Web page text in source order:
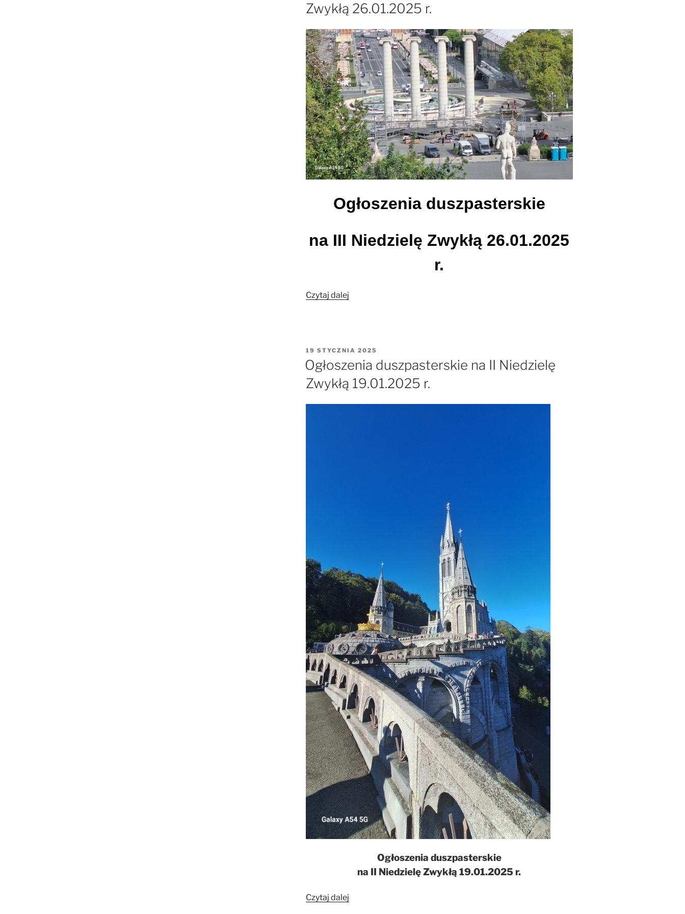
Zwykłą 26.01.2025 r.
Ogłoszenia duszpasterskie
na III Niedzielę Zwykłą 26.01.2025
r.
Czytaj dalej„Ogłoszenia
26.01.2025
r.”
OPUBLIKOWANE
W
19 STYCZNIA 2025
Ogłoszenia duszpasterskie na II Niedzielę
Zwykłą 19.01.2025 r.
Ogłoszenia duszpasterskie
na II Niedzielę Zwykłą 19.01.2025 r.
Czytaj dalej„Ogłoszenia